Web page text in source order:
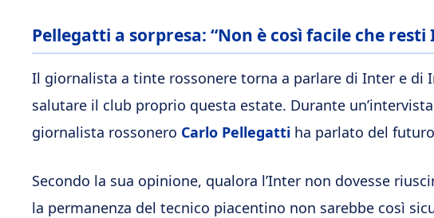
Pellegatti a sorpresa: “Non è così facile che resti
Il giornalista a tinte rossonere torna a parlare di Inter e di
salutare il club proprio questa estate. Durante
giornalista rossonero Carlo Pellegatti ha parlato del
Secondo la sua opinione, qualora l’Inter non dovesse
la permanenza del tecnico piacentino non sarebbe così